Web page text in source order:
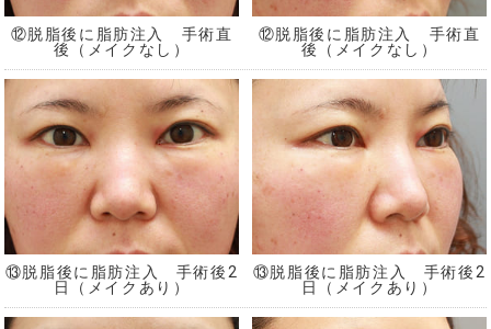
⑫脱脂後に脂肪注入 手術直
後（メイクなし）
⑫脱脂後に脂肪注入 手術直
後（メイクなし）
⑬脱脂後に脂肪注入 手術後2
日（メイクあり）
⑬脱脂後に脂肪注入 手術後2
日（メイクあり）